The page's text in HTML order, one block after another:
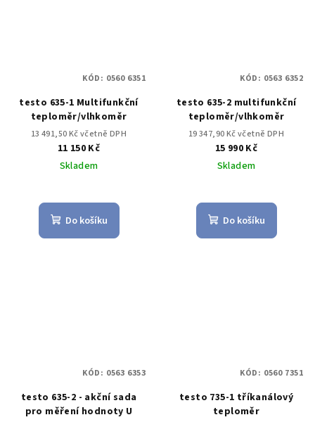
testo 635-1 Multifunkční
teploměr/vlhkoměr
13 491,50 Kč včetně DPH
11 150 Kč
Skladem
Do košíku
KÓD: 0560 6351
testo 635-2 multifunkční
teploměr/vlhkoměr
19 347,90 Kč včetně DPH
15 990 Kč
Skladem
Do košíku
KÓD: 0563 6352
testo 635-2 - akční sada
pro měření hodnoty U
KÓD: 0563 6353
testo 735-1 tříkanálový
teploměr
KÓD: 0560 7351